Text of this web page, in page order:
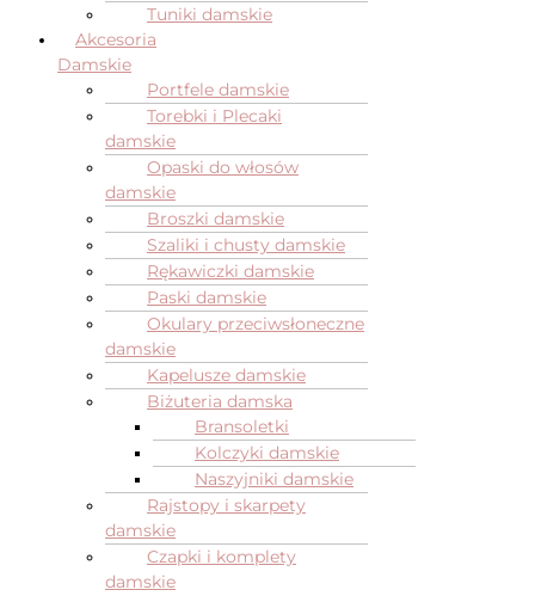
Tuniki damskie
Akcesoria
Damskie
Portfele damskie
Torebki i Plecaki
damskie
Opaski do włosów
damskie
Broszki damskie
Szaliki i chusty damskie
Rękawiczki damskie
Paski damskie
Okulary przeciwsłoneczne
damskie
Kapelusze damskie
Biżuteria damska
Bransoletki
Kolczyki damskie
Naszyjniki damskie
Rajstopy i skarpety
damskie
Czapki i komplety
damskie